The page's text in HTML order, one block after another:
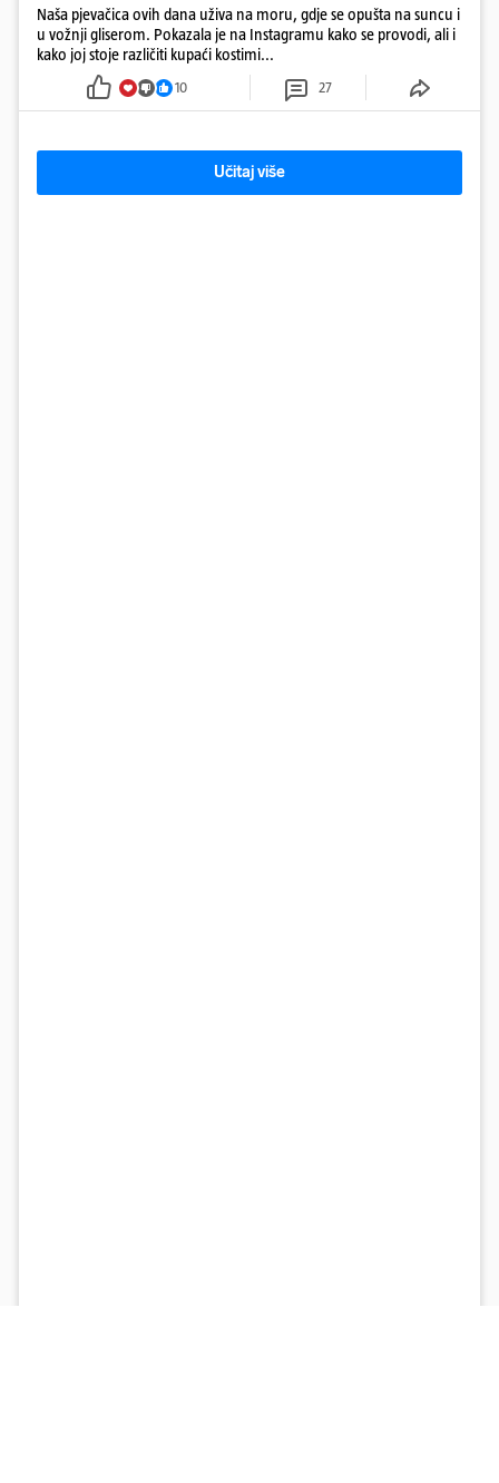
Naša pjevačica ovih dana uživa na moru, gdje se opušta na suncu i
u vožnji gliserom. Pokazala je na Instagramu kako se provodi, ali i
kako joj stoje različiti kupaći kostimi...
10 27
Učitaj više